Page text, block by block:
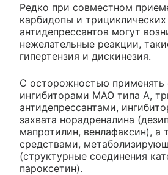
Редко при совместном
карбидопы и трициклических
антидепрессантов могут
нежелательные реакции,
гипертензия и дискинезия.
С осторожностью применять
ингибиторами МАО типа А,
антидепрессантами,
захвата норадреналина
мапротилин, венлафаксин), а
средствами,
(структурные соединения
пароксетин).